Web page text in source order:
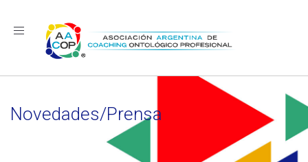
Navegación
Novedades/Prensa